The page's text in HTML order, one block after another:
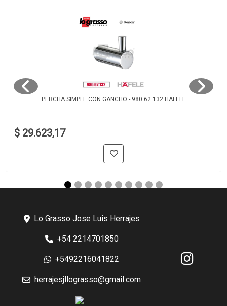
PERCHA SIMPLE CON GANCHO - 980.62.132 HAFELE
$ 29.623,17
Lo Grasso Jose Luis Herrajes
+54 2214701850
+5492216041822
herrajesjllograsso@gmail.com